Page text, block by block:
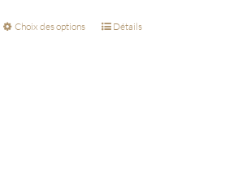
Choix des options Détails